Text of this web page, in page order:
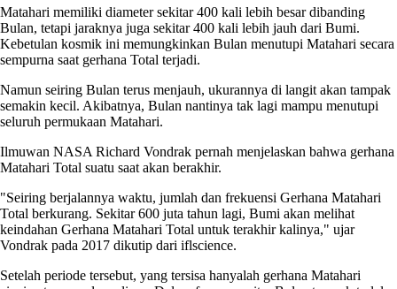
Matahari memiliki diameter sekitar 400 kali lebih besar dibanding
Bulan, tetapi jaraknya juga sekitar 400 kali lebih jauh dari Bumi.
Kebetulan kosmik ini memungkinkan Bulan menutupi Matahari secara
sempurna saat gerhana Total terjadi.
Namun seiring Bulan terus menjauh, ukurannya di langit akan tampak
semakin kecil. Akibatnya, Bulan nantinya tak lagi mampu menutupi
seluruh permukaan Matahari.
Ilmuwan NASA Richard Vondrak pernah menjelaskan bahwa gerhana
Matahari Total suatu saat akan berakhir.
"Seiring berjalannya waktu, jumlah dan frekuensi Gerhana Matahari
Total berkurang. Sekitar 600 juta tahun lagi, Bumi akan melihat
keindahan Gerhana Matahari Total untuk terakhir kalinya," ujar
Vondrak pada 2017 dikutip dari iflscience.
Setelah periode tersebut, yang tersisa hanyalah gerhana Matahari